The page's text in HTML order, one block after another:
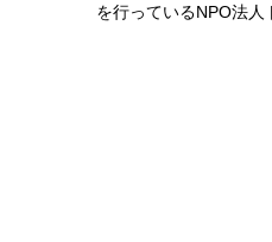
を行っているNPO法人